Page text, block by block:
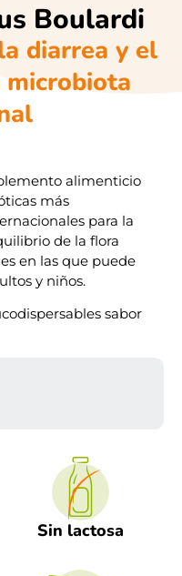
Boulardi
diarrea y el
alimenticio
más
para la
de la flora
en las que puede
y niños.
sabor
Sin lactosa